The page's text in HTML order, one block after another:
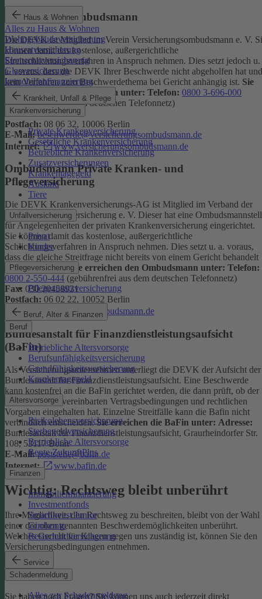
Haus & Wohnen
Alles zu Haus & Wohnen
Wohngebäudeversicherung
Hausratversicherung
Elementarversicherung
Glasversicherung
Immobilienfinanzierung
Krankheit, Unfall & Pflege
Krankenversicherung
Private Krankenversicherung
Gesetzliche Krankenversicherung
Betriebliche Krankenversicherung
Zusatzversicherungen
Krankentagegeld
Ausland
Tiere
Unfallversicherung
Privat
Kinder
Pflegeversicherung
Pflegezusatzversicherung
Beruf, Alter & Finanzen
Beruf
Betriebliche Altersvorsorge
Berufsunfähigkeitsversicherung
Grundfähigkeitsversicherung
Krankentagegeld
Altersvorsorge
Risikolebensversicherung
Sterbegeldversicherung
Betriebliche Altersvorsorge
Rente ZukunftPlus
Finanzen
Immobilienfinanzierung
Investmentfonds
SmartInvest Junior
Girokonto
Restschuldversicherung
Service
Schadenmeldung
Alles zur Schadenmeldung
Versicherungsombudsmann
Die DEVK ist Mitglied im Verein Versicherungsombudsmann e. V.
können damit das kostenlose, außergerichtliche
Streitschlichtungsverfahren in Anspruch nehmen. Dies setzt jedoch u.
a. voraus, dass die DEVK Ihrer Beschwerde nicht abgeholfen hat und
kein Verfahren zum Beschwerdethema bei Gericht anhängig ist. Sie
erreichen den Ombudsmann unter: Telefon: 0800 3-696-000
(gebührenfrei aus dem deutschen Telefonnetz)
Fax:0800 3-699-000
Postfach: 08 06 32, 10006 Berlin
E-Mail:beschwerde@versicherungsombudsmann.de
Internet:
www.versicherungsombudsmann.de
Ombudsmann Private Kranken- und
Pflegeversicherung
Die DEVK Krankenversicherungs-AG ist Mitglied im Verband der
privaten Krankenversicherung e. V. Dieser hat eine
für Angelegenheiten der privaten Krankenversicherung eingerichtet.
Sie können damit das kostenlose, außergerichtliche
Schlichtungsverfahren in Anspruch nehmen. Dies setzt u. a. voraus,
dass die gleiche Streitfrage nicht bereits von einem Gericht behandelt
wird oder wurde.Sie erreichen den Ombudsmann unter: Telefon:
0800 2-550-444 (gebührenfrei aus dem deutschen Telefonnetz)
Fax: 030 20458931
Postfach: 06 02 22, 10052 Berlin
Internet:
www.pkv-ombudsmann.de
Bundesanstalt für Finanzdienstleistungsaufsicht
(BaFin)
Als Versicherungsunternehmen unterliegt die DEVK der Aufsicht der
Bundesanstalt für Finanzdienstleistungsaufsicht. Eine Beschwerde
kann kostenfrei an die BaFin gerichtet werden, die dann prüft, ob der
Versicherer die vereinbarten Vertragsbedingungen und rechtlichen
Vorgaben eingehalten hat. Einzelne Streitfälle kann die Bafin nicht
verbindlich entscheiden.Sie erreichen die BaFin unter: Adresse:
Bundesanstalt für Finanzdienstleistungsaufsicht, Graurheindorfer Str.
108, 53117 Bonn
E-Mail: poststelle@bafin.de
Internet:
www.bafin.de
Wichtig: Rechtsweg bleibt unberührt
Ihre Möglichkeit, den Rechtsweg zu beschreiten, bleibt von der Wahl
einer der oben genannten Beschwerdemöglichkeiten unberührt.
Welches Gericht für Klagen gegen uns zuständig ist, können Sie den
Versicherungsbedingungen entnehmen.
Kontakt
Sie haben noch Fragen? Sie können uns auch jederzeit direkt